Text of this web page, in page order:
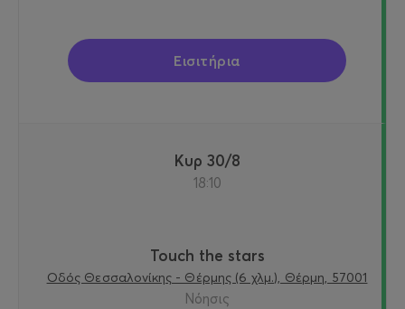
Εισιτήρια
Κυρ 30/8
18:10
Touch the stars
Οδός Θεσσαλονίκης - Θέρμης (6 χλμ.), Θέρμη, 57001
Νόησις